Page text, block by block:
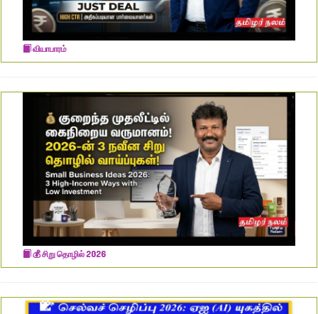
வியாபாரம்
​💰 சிறு தொழில் 2026